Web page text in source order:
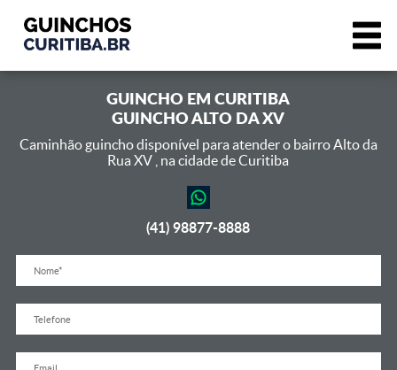
GUINCHO EMCURITIBA
GUINCHO ALTO DA XV
Caminhão guincho disponível para atender o bairro Alto da
Rua XV , na cidade de Curitiba
(41) 98877-8888